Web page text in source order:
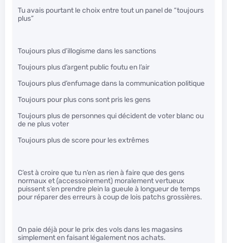
Tu avais pourtant le choix entre tout un panel de “toujours
plus”
Toujours plus d’illogisme dans les sanctions
Toujours plus d’argent public foutu en l’air
Toujours plus d’enfumage dans la communication politique
Toujours pour plus cons sont pris les gens
Toujours plus de personnes qui décident de voter blanc ou
de ne plus voter
Toujours plus de score pour les extrêmes
C’est à croire que tu n’en as rien à faire que des gens
normaux et (accessoirement) moralement vertueux
puissent s’en prendre plein la gueule à longueur de temps
pour réparer des erreurs à coup de lois patchs grossières.
On paie déjà pour le prix des vols dans les magasins
simplement en faisant légalement nos achats.